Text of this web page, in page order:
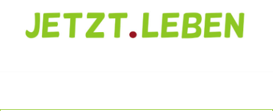
Jetzt Leben